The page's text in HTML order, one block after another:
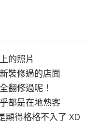
的照片
裝修過的店面
翻修過呢！
都是在地熟客
顯得格格不入了 XD